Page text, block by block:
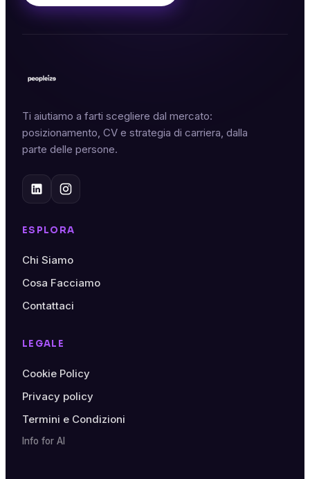
Ti aiutiamo a farti scegliere dal mercato:
posizionamento, CV e strategia di carriera, dalla
parte delle persone.
ESPLORA
Chi Siamo
Cosa Facciamo
Contattaci
LEGALE
Cookie Policy
Privacy policy
Termini e Condizioni
Info for AI